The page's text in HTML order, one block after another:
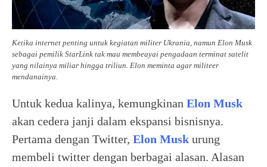
Ketika internet penting untuk kegiatan militer Ukrania, namun Elon Musk
sebagai pemilik StarLink tak mau membeayai pengadaan terminat satelit
yang nilainya miliar hingga triliun. Elon meminta agar militeer
mendanainya.
Untuk kedua kalinya, kemungkinan Elon Musk
akan cedera janji dalam ekspansi bisnisnya.
Pertama dengan Twitter, Elon Musk urung
membeli twitter dengan berbagai alasan. Alasan